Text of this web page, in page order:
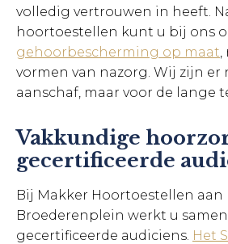
volledig vertrouwen in heeft.
hoortoestellen kunt u bij ons
gehoorbescherming op maat
vormen van nazorg. Wij zijn er
aanschaf, maar voor de lange
Vakkundige
gecertificeerde
Bij Makker Hoortoestellen aan
Broederenplein werkt u
gecertificeerde audiciens. Het